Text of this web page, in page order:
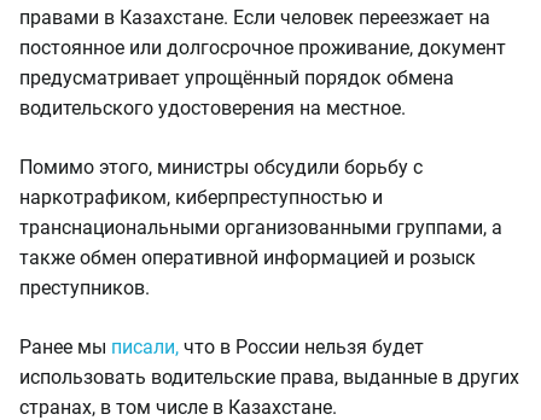
правами в Казахстане. Если человек переезжает на
постоянное или долгосрочное проживание, документ
предусматривает упрощённый порядок обмена
водительского удостоверения на местное.
Помимо этого, министры обсудили борьбу с
наркотрафиком, киберпреступностью и
транснациональными организованными группами, а
также обмен оперативной информацией и розыск
преступников.
Ранее мы писали, что в России нельзя будет
использовать водительские права, выданные в других
странах, в том числе в Казахстане.